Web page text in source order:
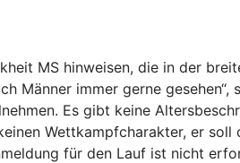
MS hinweisen, die in der
Männer immer gerne
Es gibt keine
Wettkampfcharakter, er
für den Lauf ist nicht